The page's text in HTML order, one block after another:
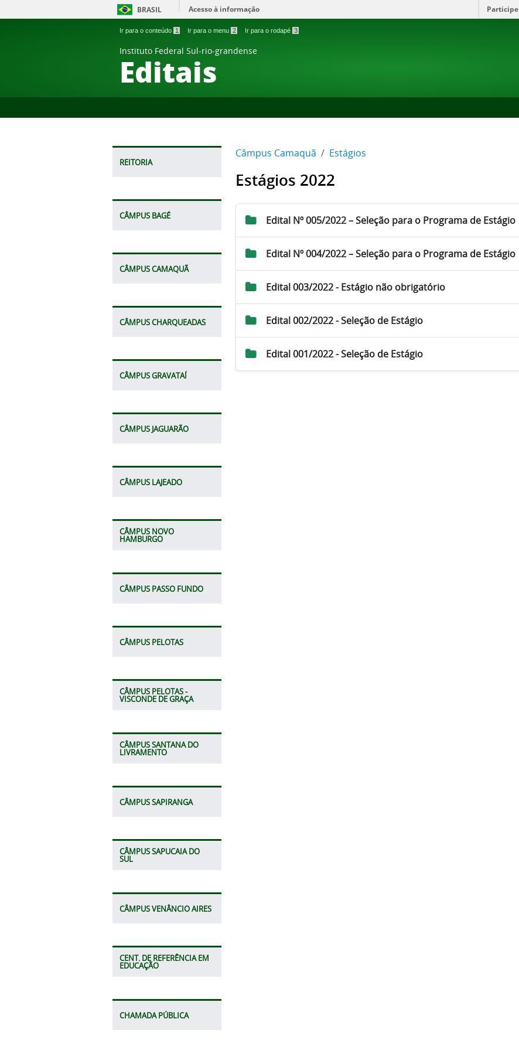
BRASIL Acesso à informação Participe
Ir para o conteúdo 1 Ir para o menu 2 Ir para o rodapé 3
Instituto Federal Sul-rio-grandense
Editais
REITORIA
CÂMPUS BAGÉ
CÂMPUS CAMAQUÃ
CÂMPUS CHARQUEADAS
CÂMPUS GRAVATAÍ
CÂMPUS JAGUARÃO
CÂMPUS LAJEADO
CÂMPUS NOVO
HAMBURGO
CÂMPUS PASSO FUNDO
CÂMPUS PELOTAS
CÂMPUS PELOTAS -
VISCONDE DE GRAÇA
CÂMPUS SANTANA DO
LIVRAMENTO
CÂMPUS SAPIRANGA
CÂMPUS SAPUCAIA DO
SUL
CÂMPUS VENÂNCIO AIRES
CENT. DE REFERÊNCIA EM
EDUCAÇÃO
CHAMADA PÚBLICA
Câmpus Camaquã Estágios
Estágios 2022
Edital Nº 005/2022 – Seleção para o Programa de Estágio
Edital Nº 004/2022 – Seleção para o Programa de Estágio
Edital 003/2022 - Estágio não obrigatório
Edital 002/2022 - Seleção de Estágio
Edital 001/2022 - Seleção de Estágio